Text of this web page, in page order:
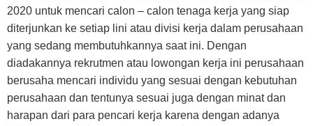
2020 untuk mencari calon – calon tenaga kerja yang siap
diterjunkan ke setiap lini atau divisi kerja dalam perusahaan
yang sedang membutuhkannya saat ini. Dengan
diadakannya rekrutmen atau lowongan kerja ini perusahaan
berusaha mencari individu yang sesuai dengan kebutuhan
perusahaan dan tentunya sesuai juga dengan minat dan
harapan dari para pencari kerja karena dengan adanya